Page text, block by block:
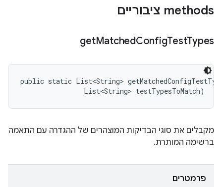
‫methods ציבוריים
getMatchedConfigTestTypes
public static List<String>
                List<String> testTypesToMatch)
מקבלים את סוגי הבדיקות המוצהרים של ההגדרה עם התאמה
ברשימה המותרת.
פרמטרים